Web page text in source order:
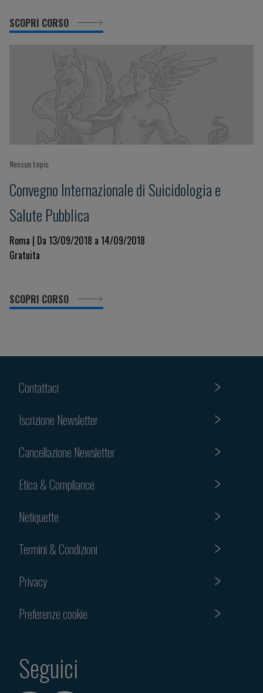
SCOPRI CORSO
Nessun topic
Convegno Internazionale di Suicidologia e
Salute Pubblica
Roma | Da 13/09/2018 a 14/09/2018
Gratuita
SCOPRI CORSO
Contattaci
Iscrizione Newsletter
Cancellazione Newsletter
Etica & Compliance
Netiquette
Termini & Condizioni
Privacy
Preferenze cookie
Seguici